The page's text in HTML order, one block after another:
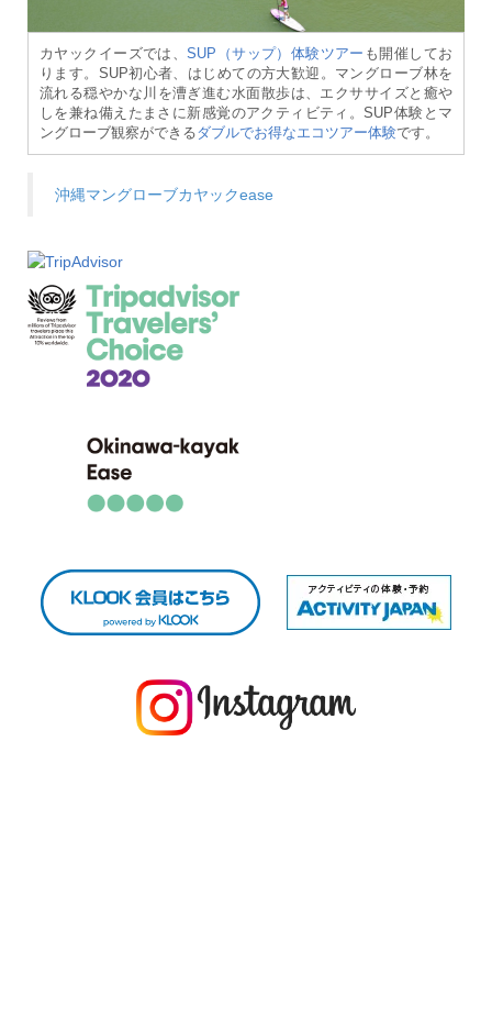
カヤックイーズでは、SUP（サップ）体験ツアー も開催してお
ります。SUP初心者、はじめての方大歓迎。マングローブ林を
流れる穏やかな川を漕ぎ進む水面散歩は、エクササイズと癒や
しを兼ね備えたまさに新感覚のアクティビティ。SUP体験とマ
ングローブ観察ができるダブルでお得なエコツアー体験です。
沖縄マングローブカヤックease